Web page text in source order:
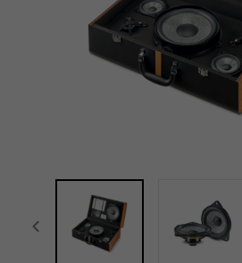
focal-naim-